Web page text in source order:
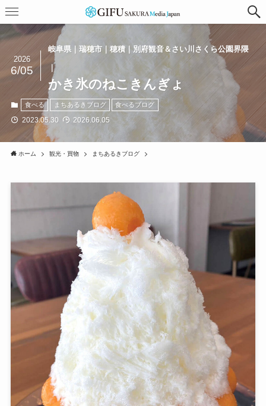
岐阜県｜瑞穂市｜穂積｜別府観音＆さい川さくら公園界隈
｜
かき氷のねこきんぎょ
2026
6/05
食べる まちあるきブログ 食べるブログ
2023.05.30 2026.06.05
ホーム 観光・買物 まちあるきブログ